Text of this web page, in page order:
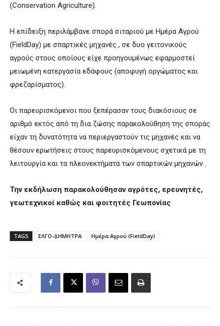
(Conservation Agriculture).
Η επίδειξη περιλάμβανε σπορά σιταριού με Ημέρα Αγρού
(FieldDay) με σπαρτικές μηχανές , σε δυο γειτονικούς
αγρούς στους οποίους είχε προηγουμένως εφαρμοστεί
μειωμένη κατεργασία εδάφους (αποφυγή οργώματος και
φρεζαρίσματος).
Oι παρευρισκόμενοι που ξεπέρασαν τους διακόσιους σε
αριθμό εκτός από τη δια ζώσης παρακολούθηση της σποράς
είχαν τη δυνατότητα να περιεργαστούν τις μηχανές και να
θέσουν ερωτήσεις στους παρευρισκόμενους σχετικά με τη
λειτουργία και τα πλεονεκτήματα των σπαρτικών μηχανών .
Την εκδήλωση παρακολούθησαν αγρότες, ερευνητές,
γεωτεχνικοί καθώς και φοιτητές Γεωπονίας
TAGS ΕΛΓΟ-ΔΗΜΗΤΡΑ Ημέρα Αγρού (FieldDay)